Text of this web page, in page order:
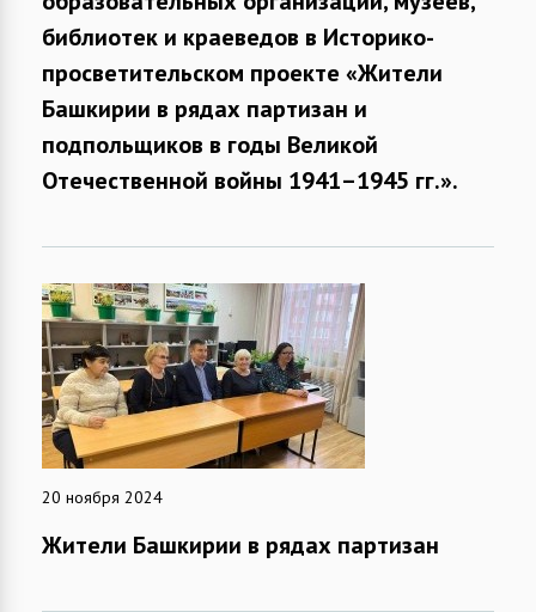
библиотек и краеведов в Историко-
просветительском проекте «Жители
Башкирии в рядах партизан и
подпольщиков в годы Великой
Отечественной войны 1941–1945 гг.».
20 ноября 2024
Жители Башкирии в рядах партизан